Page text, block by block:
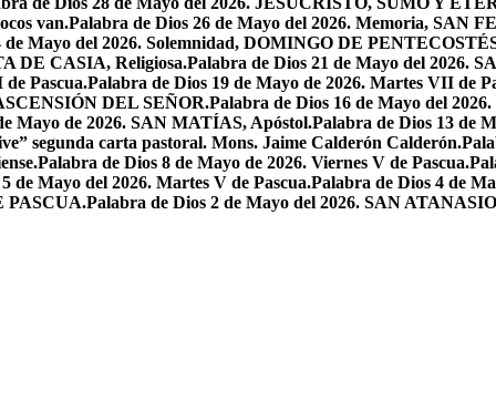
van.Palabra de Dios 26 de Mayo del 2026. Memoria, SAN
de Mayo del 2026. Solemnidad, DOMINGO DE
DE CASIA, Religiosa.Palabra de Dios 21 de Mayo del 2026.
Pascua.Palabra de Dios 19 de Mayo de 2026. Martes VII de
DEL SEÑOR.Palabra de Dios 16 de Mayo del
Mayo de 2026. SAN MATÍAS, Apóstol.Palabra de Dios 13 de
segunda carta pastoral. Mons. Jaime Calderón Calderón.
Palabra de Dios 8 de Mayo de 2026. Viernes V de Pascua.
de Mayo del 2026. Martes V de Pascua.Palabra de Dios 4 de
PASCUA.Palabra de Dios 2 de Mayo del 2026. SAN